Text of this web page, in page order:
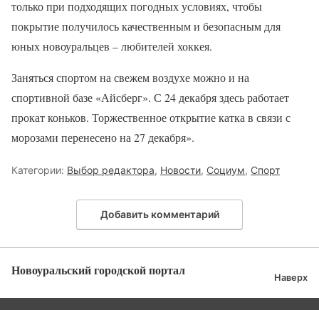
только при подходящих погодных условиях, чтобы
покрытие получилось качественным и безопасным для
юных новоуральцев – любителей хоккея.
Заняться спортом на свежем воздухе можно и на
спортивной базе «Айсберг». С 24 декабря здесь работает
прокат коньков. Торжественное открытие катка в связи с
морозами перенесено на 27 декабря».
Категории: Выбор редактора, Новости, Социум, Спорт
Добавить комментарий
Новоуральский городской портал Наверх